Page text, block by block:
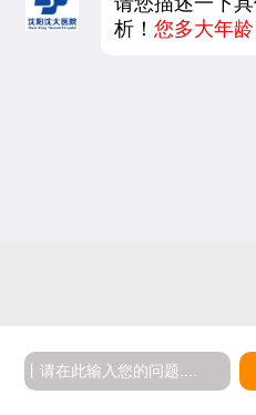
析！您多大年龄